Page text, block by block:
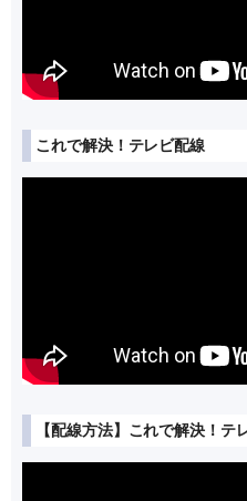
これで解決！テレビ配線
【配線方法】これで解決！テ